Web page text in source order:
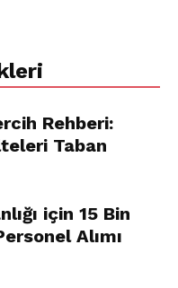
Rehberi:
Taban
için 15 Bin
Alımı